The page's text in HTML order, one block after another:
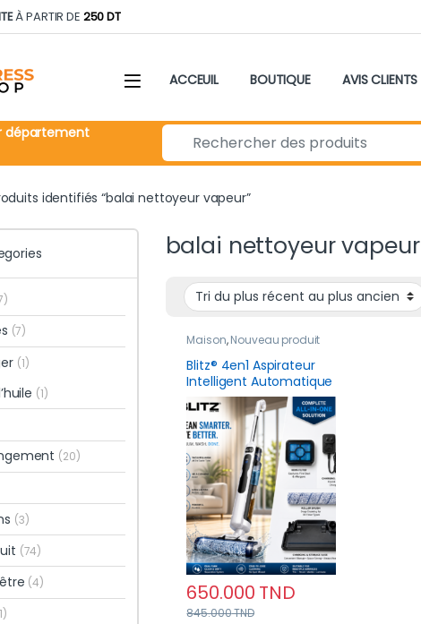
À PARTIR DE 250 DT
ACCEUIL BOUTIQUE AVIS CLIENTS
département Search for:
identifiés “balai nettoyeur vapeur”
balai nettoyeur vapeur
Maison,Nouveau produit
Blitz® 4en1 Aspirateur
Intelligent Automatique
Sans Fil Robot Laveur Sol
Professionnel Puissant,
Léger, Silencieux
650.000 TND
845.000TND
(7)
(1)
(1)
(20)
(3)
(74)
(4)